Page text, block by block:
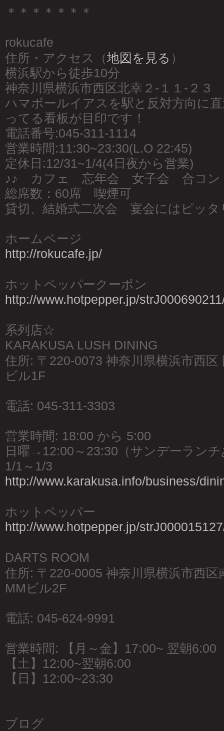
＊＊＊＊＊＊＊
rokucafe
住所・アクセス（地図を見る ）
横浜駅から徒歩10分
神奈川県横浜市西区北幸２-１１-２３
ハマボールイアスを駅と反対方向に
ってる看板が目印です！
電話番号:045-311-1114
営業時間:11:30~23:30(L.O 22:45)
定休日:12/31~1/4(4日夜から営業)
♪♪ カフェ 忘年会 女子会 合コ
総席数：60席 喫煙可
貸切、結婚式二次会 宴会にはピッタ
ホームページ
http://rokucafe.jp/
ホットペッパークーポン
http://www.hotpepper.jp/
系列店☆
KARAKUSA LUSH DINING
住所: 〒220-0073 神奈川県横浜市西区
ビル1F
電話: 045-311-3303
営業時間: 18:00 から 5:00
日曜→12:00～23:30（サンデーラン
1/1～1/3
http://www.karakusa.info/business/
ホットペッパー
http://www.hotpepper.jp/
DARTS ROOM
住所: 〒220-0005 神奈川県横浜市西区
MMビル2F
電話: 045-624-9991
営業時間: 【月～金】17:00~ 翌朝6:00
【土】12:00~翌朝6:00
【日】12:00~23:30
ブログ